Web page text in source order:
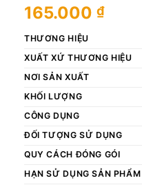
165.000 ₫
THƯƠNG HIỆU
XUẤT XỨ THƯƠNG HIỆU
NƠI SẢN XUẤT
KHỐI LƯỢNG
CÔNG DỤNG
ĐỐI TƯỢNG SỬ DỤNG
QUY CÁCH ĐÓNG GÓI
HẠN SỬ DỤNG SẢN PHẨM